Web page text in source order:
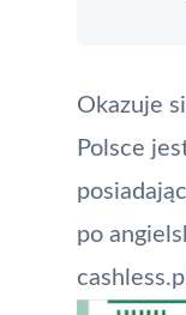
Okazuje
Polsce
po